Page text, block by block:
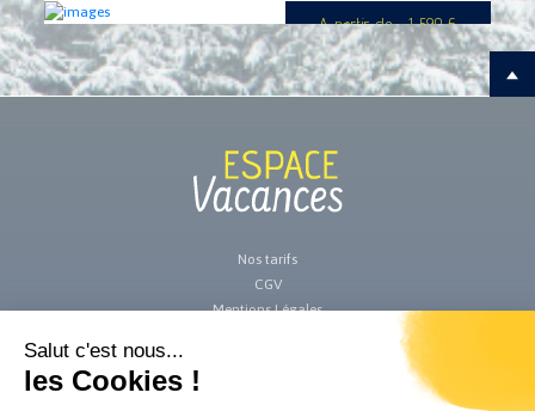
A partir de : 1 590 €
Nos tarifs
CGV
Mentions Légales